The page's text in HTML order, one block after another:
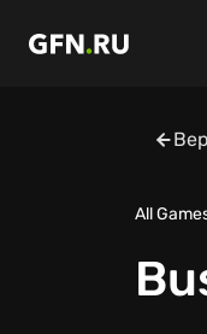
All